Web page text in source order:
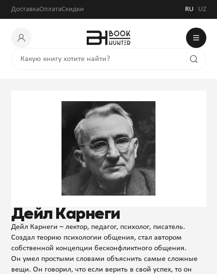
ДоставкаОплатаСкидки RU UZ
Дейл Карнеги
Дейл Карнеги – лектор, педагог, психолог, писатель.
Создал теорию психологии общения, стал автором
собственной концепции бесконфликтного общения.
Он умел простыми словами объяснить самые сложные
вещи. Он говорил, что если верить в свой успех, то он